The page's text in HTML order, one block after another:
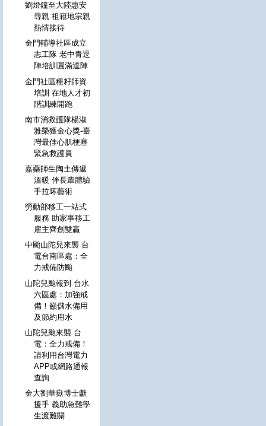
劉燈鐘至大陸惠安
尋親 祖籍地宗親
熱情接待
金門輔導社區成立
志工隊 老中青逗
陣培訓圓滿達陣
金門社區種籽師資
培訓 在地人才初
階訓練開跑
南市消救護隊楊淑
雅榮獲金心獎-臺
灣最佳心肌梗塞
緊急救護員
嘉藥師生陶土傳遞
溫暖 伴長輩體驗
手拉坏藝術
勞動部移工一站式
服務 助家事移工
雇主齊創雙贏
中颱山陀兒來襲 台
電台南區處：全
力戒備防颱
山陀兒颱報到 台水
六區處：加強戒
備！籲儲水備用
及節約用水
山陀兒颱來襲 台
電：全力戒備！
請利用台灣電力
APP或網路通報
查詢
金大劉華嶽博士獻
援手 義助急難學
生渡難關